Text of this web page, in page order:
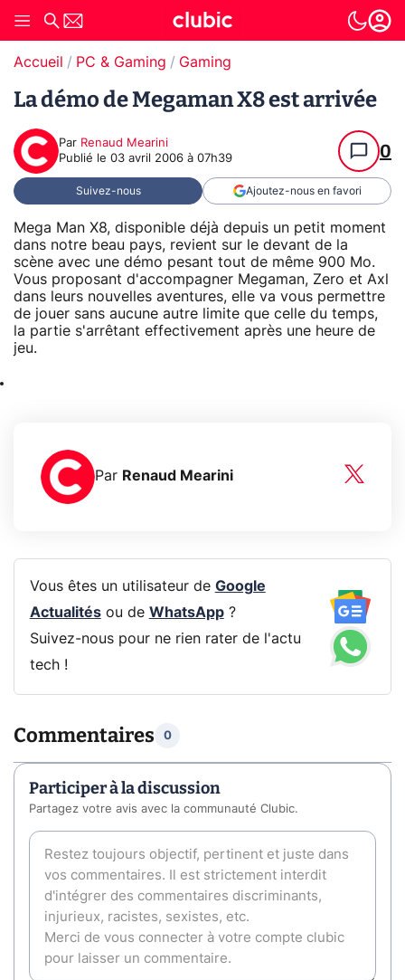
Accueil PC & Gaming Gaming
La démo de Megaman X8 est arrivée
Par Renaud Mearini
Publié le 03 avril 2006 à 07h39 0
Suivez-nous Ajoutez-nous en favori
Mega Man X8, disponible déjà depuis un petit moment
dans notre beau pays, revient sur le devant de la
scène avec une démo pesant tout de même 900 Mo.
Vous proposant d'accompagner Megaman, Zero et Axl
dans leurs nouvelles aventures, elle va vous permettre
de jouer sans aucune autre limite que celle du temps,
la partie s'arrêtant effectivement après une heure de
jeu.
Par Renaud Mearini
Vous êtes un utilisateur de Google
Actualitésou de WhatsApp?
Suivez-nous pour ne rien rater de l'actu
tech !
Commentaires 0
Participer à la discussion
Partagez votre avis avec la communauté Clubic.